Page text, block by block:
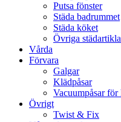
Putsa fönster
Städa badrummet
Städa köket
Övriga
Vårda
Förvara
Galgar
Klädpåsar
Vacuumpåsar för
Övrigt
Twist & Fix